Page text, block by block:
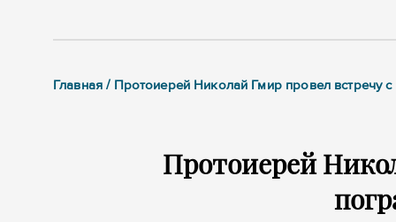
Главная / Протоиерей Николай Гмир провел встречу
Протоиерей